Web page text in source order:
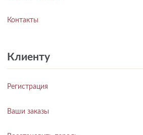
Контакты
Клиенту
Регистрация
Ваши заказы